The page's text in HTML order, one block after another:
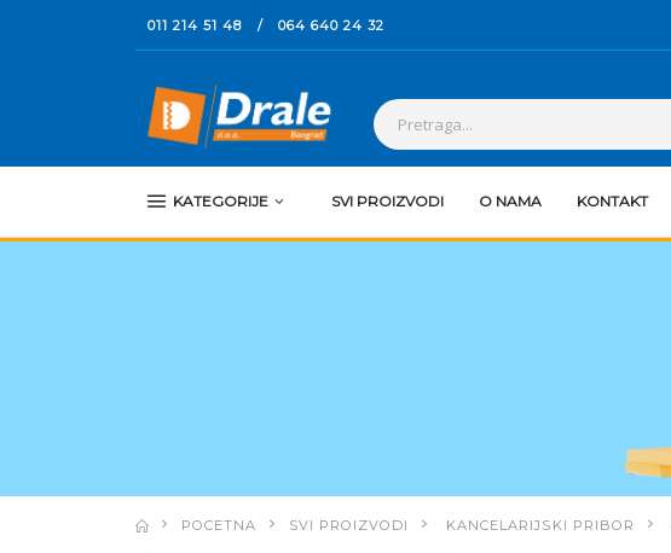
011 214 51 48 / 064 640 24 32
KATEGORIJE SVI PROIZVODI O NAMA KONTAKT
POCETNA SVI PROIZVODI KANCELARIJSKI PRIBOR